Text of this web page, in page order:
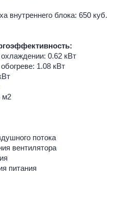
внутреннего блока: 650 куб.
0.62 кВт
1.08 кВт
м2
потока
вентилятора
питания